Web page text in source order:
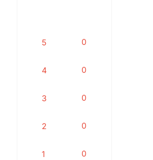
5 0
4 0
3 0
2 0
1 0